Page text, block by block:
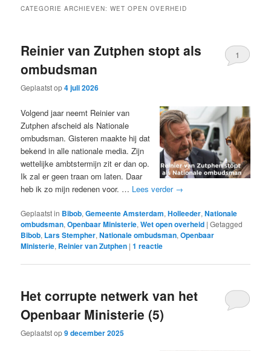
CATEGORIE ARCHIEVEN:WET OPEN OVERHEID
Reinier van Zutphen stopt als
ombudsman
Geplaatst op4 juli 2026
1
Volgend jaar neemt Reinier van
Zutphen afscheid als Nationale
ombudsman. Gisteren maakte hij dat
bekend in alle nationale media. Zijn
wettelijke ambtstermijn zit er dan op.
Ik zal er geen traan om laten. Daar
heb ik zo mijn redenen voor. … Lees verder →
Geplaatst in Bibob,Gemeente Amsterdam,Holleeder,Nationale
ombudsman,Openbaar Ministerie,Wet open overheid |Getagged
Bibob, Lars Stempher,Nationale ombudsman,Openbaar
Ministerie, Reinier van Zutphen |1 reactie
Het corrupte netwerk van het
Openbaar Ministerie (5)
Geplaatst op9 december 2025